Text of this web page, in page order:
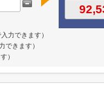
力できます）
できます）
）